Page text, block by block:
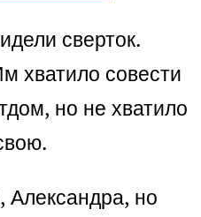
сверток.
хватило совести
но не хватило
но